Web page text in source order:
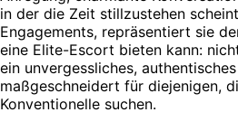
in der die Zeit stillzustehen
Engagements, repräsentiert sie
eine Elite-Escort bieten kann:
ein unvergessliches,
maßgeschneidert für diejenigen,
Konventionelle suchen.